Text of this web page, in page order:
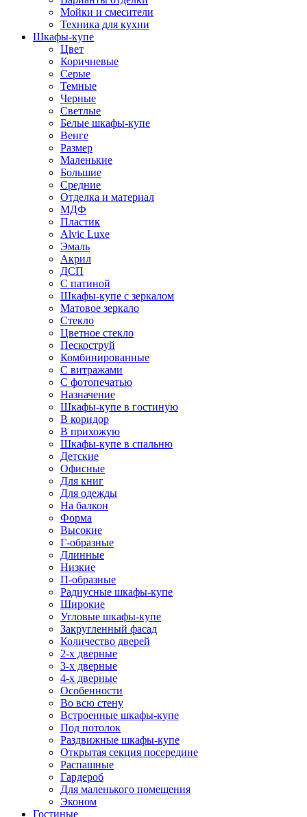
Мойки и смесители
Техника для кухни
Шкафы-купе
Цвет
Коричневые
Серые
Темные
Черные
Светлые
Белые шкафы-купе
Венге
Размер
Маленькие
Большие
Средние
Отделка и материал
МДФ
Пластик
Alvic Luxe
Эмаль
Акрил
ДСП
С патиной
Шкафы-купе с зеркалом
Матовое зеркало
Стекло
Цветное стекло
Пескоструй
Комбинированные
С витражами
С фотопечатью
Назначение
Шкафы-купе в гостиную
В коридор
В прихожую
Шкафы-купе в спальню
Детские
Офисные
Для книг
Для одежды
На балкон
Форма
Высокие
Г-образные
Длинные
Низкие
П-образные
Радиусные шкафы-купе
Широкие
Угловые шкафы-купе
Закругленный фасад
Количество дверей
2-х дверные
3-х дверные
4-х дверные
Особенности
Во всю стену
Встроенные шкафы-купе
Под потолок
Раздвижные шкафы-купе
Открытая секция посередине
Распашные
Гардероб
Для маленького помещения
Эконом
Гостиные